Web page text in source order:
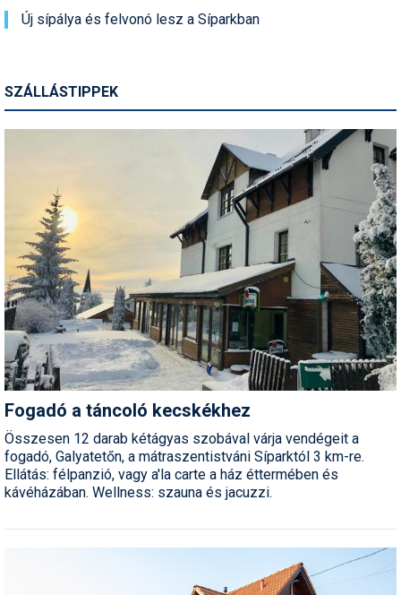
Új sípálya és felvonó lesz a Síparkban
SZÁLLÁSTIPPEK
Fogadó a táncoló kecskékhez
Összesen 12 darab kétágyas szobával várja vendégeit a
fogadó, Galyatetőn, a mátraszentistváni Síparktól 3 km-re.
Ellátás: félpanzió, vagy a'la carte a ház éttermében és
kávéházában. Wellness: szauna és jacuzzi.